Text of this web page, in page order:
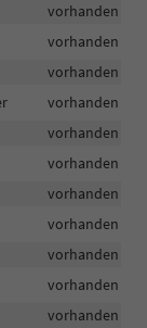
vorhanden
vorhanden
vorhanden
vorhanden
vorhanden
vorhanden
vorhanden
vorhanden
vorhanden
vorhanden
vorhanden